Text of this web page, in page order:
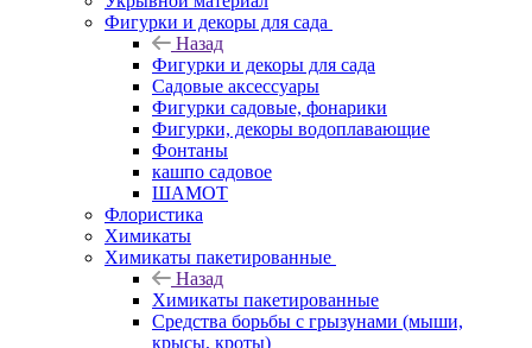
Фигурки и декоры для сада
Назад
Фигурки и декоры для сада
Садовые аксессуары
Фигурки садовые, фонарики
Фигурки, декоры водоплавающие
Фонтаны
кашпо садовое
ШАМОТ
Флористика
Химикаты
Химикаты пакетированные
Назад
Химикаты пакетированные
Средства борьбы с грызунами (мыши,
крысы, кроты)